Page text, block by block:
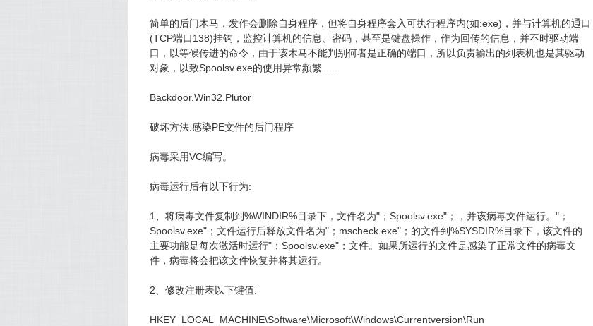
简单的后门木马，发作会删除自身程序，但将自身程序套入可执行程序内(如:exe)，并与计算机的通口
(TCP端口138)挂钩，监控计算机的信息、密码，甚至是键盘操作，作为回传的信息，并不时驱动端
口，以等候传进的命令，由于该木马不能判别何者是正确的端口，所以负责输出的列表机也是其驱动
对象，以致Spoolsv.exe的使用异常频繁......
Backdoor.Win32.Plutor
破坏方法:感染PE文件的后门程序
病毒采用VC编写。
病毒运行后有以下行为:
1、将病毒文件复制到%WINDIR%目录下，文件名为"；Spoolsv.exe"；，并该病毒文件运行。"；
Spoolsv.exe"；文件运行后释放文件名为"；mscheck.exe"；的文件到%SYSDIR%目录下，该文件的
主要功能是每次激活时运行"；Spoolsv.exe"；文件。如果所运行的文件是感染了正常文件的病毒文
件，病毒将会把该文件恢复并将其运行。
2、修改注册表以下键值:
HKEY_LOCAL_MACHINE\Software\Microsoft\Windows\Currentversion\Run